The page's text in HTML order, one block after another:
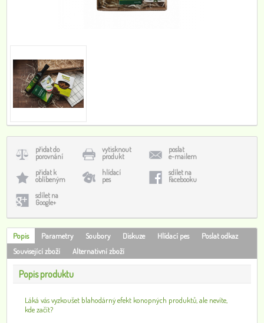
přidat do
porovnání
vytisknout
produkt
poslat
e-mailem
přidat k
oblíbeným
hlídací
pes
sdílet na
Facebooku
sdílet na
Google+
Popis Parametry Soubory Diskuze Hlídací pes
Poslat odkaz
Související zboží
Alternativní zboží
Popis produktu
Láká vás vyzkoušet blahodárný efekt konopných produktů, ale nevíte,
kde začít?